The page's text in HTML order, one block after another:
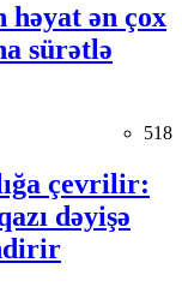
ən çox
sürətlə
518
çevrilir:
dəyişə